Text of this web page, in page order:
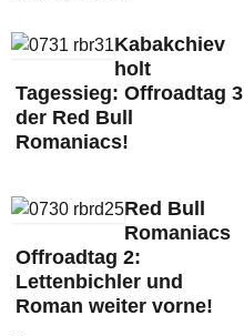
Kabakchiev
holt
Tagessieg: Offroadtag 3
der Red Bull
Romaniacs!
Red Bull
Romaniacs
Offroadtag 2:
Lettenbichler und
Roman weiter vorne!